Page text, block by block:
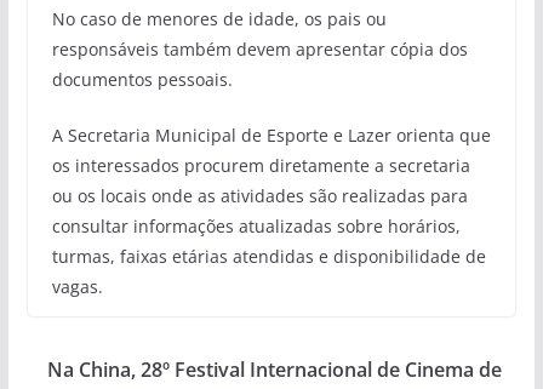
No caso de menores de idade, os pais ou
responsáveis também devem apresentar cópia dos
documentos pessoais.
A Secretaria Municipal de Esporte e Lazer orienta que
os interessados procurem diretamente a secretaria
ou os locais onde as atividades são realizadas para
consultar informações atualizadas sobre horários,
turmas, faixas etárias atendidas e disponibilidade de
vagas.
Na China, 28º Festival Internacional de Cinema de